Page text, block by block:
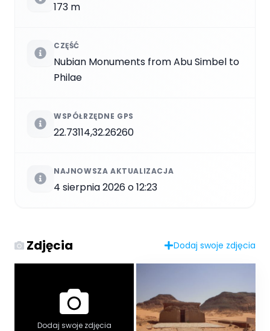
173 m
CZĘŚĆ
Nubian Monuments from Abu Simbel to
Philae
WSPÓŁRZĘDNE GPS
22.73114,32.26260
NAJNOWSZA AKTUALIZACJA
4 sierpnia 2026 o 12:23
Zdjęcia Dodaj swoje zdjęcia
Dodaj swoje zdjęcia